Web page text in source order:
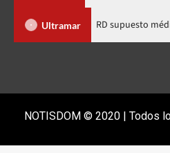
Ultramar Salió de RD
NOTISDOM © 2020 | Todos